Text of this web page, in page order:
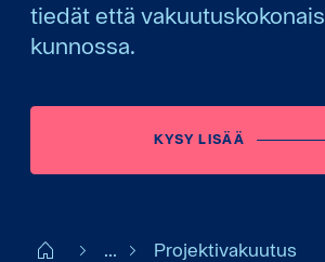
tiedät että
kunnossa.
KYSY LISÄÄ
Start FI ... Projektivakuutus